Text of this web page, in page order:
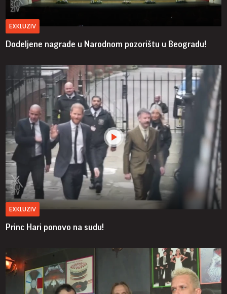
EXKLUZIV
Dodeljene nagrade u Narodnom pozorištu u Beogradu!
EXKLUZIV
Princ Hari ponovo na sudu!